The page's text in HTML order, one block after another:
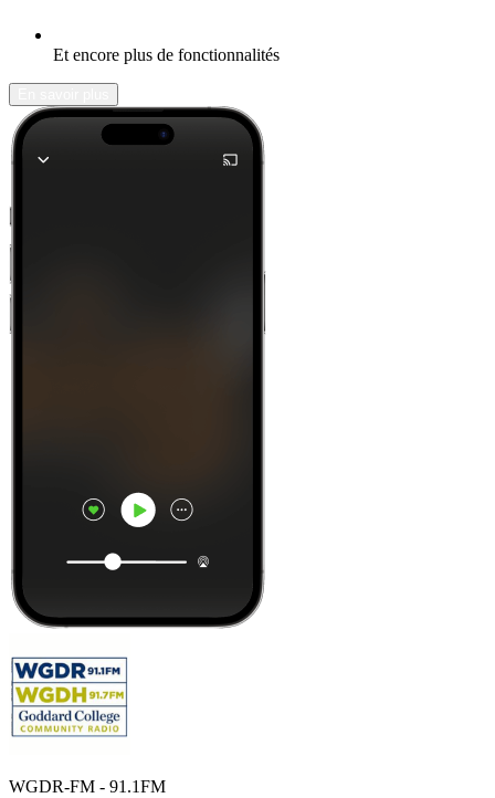
Et encore plus de fonctionnalités
WGDR-FM - 91.1FM